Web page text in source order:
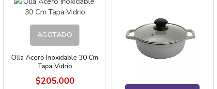
AGOTADO
Olla Acero Inoxidable 30 Cm
Tapa Vidrio
$205.000